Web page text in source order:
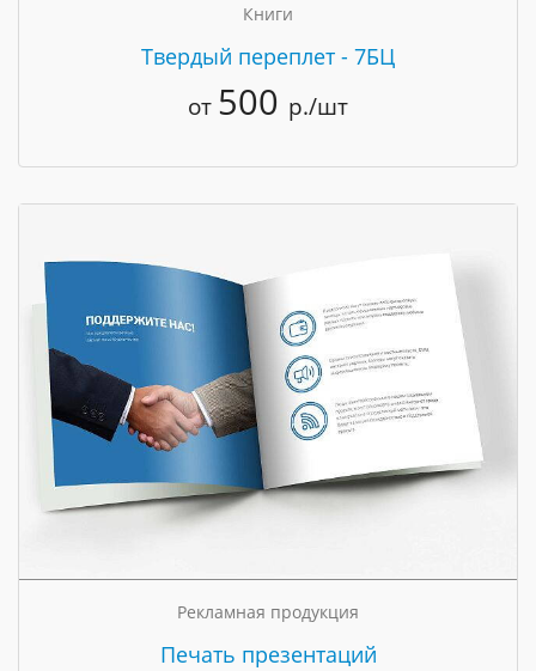
Книги
Твердый переплет - 7БЦ
от 500 р./шт
Рекламная продукция
Печать презентаций